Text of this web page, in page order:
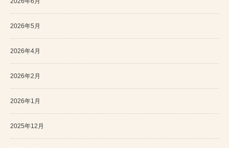
2026年5月
2026年4月
2026年2月
2026年1月
2025年12月